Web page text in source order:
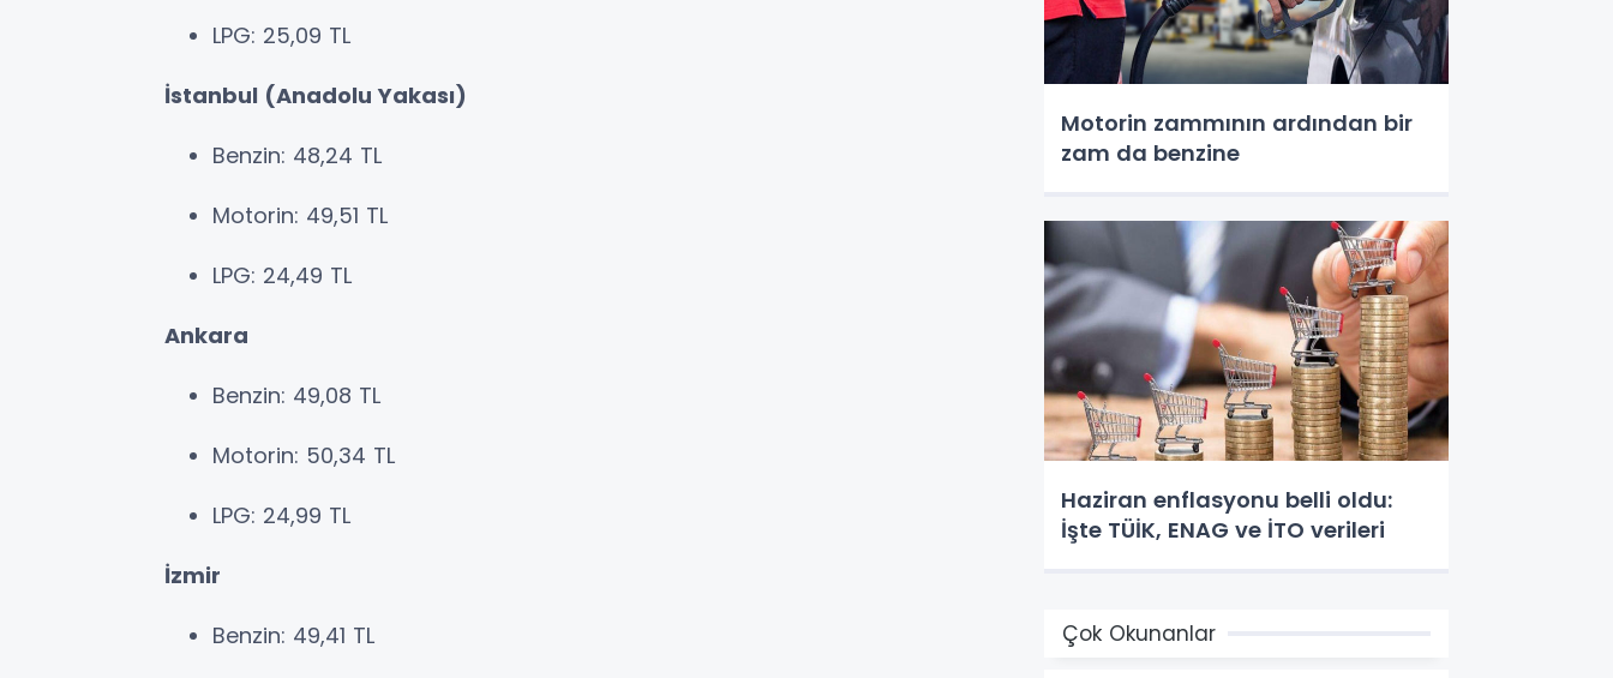
LPG: 25,09 TL
İstanbul (Anadolu Yakası)
Benzin: 48,24 TL
Motorin: 49,51 TL
LPG: 24,49 TL
Ankara
Benzin: 49,08 TL
Motorin: 50,34 TL
LPG: 24,99 TL
İzmir
Benzin: 49,41 TL
Motorin zammının ardından bir
zam da benzine
Haziran enflasyonu belli oldu:
İşte TÜİK, ENAG ve İTO verileri
Çok Okunanlar